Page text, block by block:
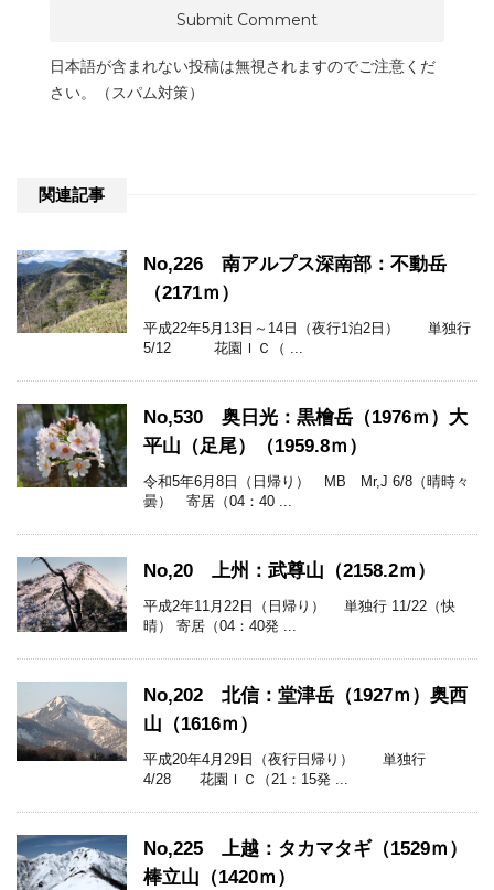
日本語が含まれない投稿は無視されますのでご注意くだ
さい。（スパム対策）
関連記事
No,226 南アルプス深南部：不動岳
（2171ｍ）
平成22年5月13日～14日（夜行1泊2日） 単独行
5/12 花園ＩＣ（ ...
No,530 奥日光：黒檜岳（1976ｍ）大
平山（足尾）（1959.8ｍ）
令和5年6月8日（日帰り） MB Mr,J 6/8（晴時々
曇） 寄居（04：40 ...
No,20 上州：武尊山（2158.2ｍ）
平成2年11月22日（日帰り） 単独行 11/22（快
晴） 寄居（04：40発 ...
No,202 北信：堂津岳（1927ｍ）奥西
山（1616ｍ）
平成20年4月29日（夜行日帰り） 単独行
4/28 花園ＩＣ（21：15発 ...
No,225 上越：タカマタギ（1529ｍ）
棒立山（1420ｍ）